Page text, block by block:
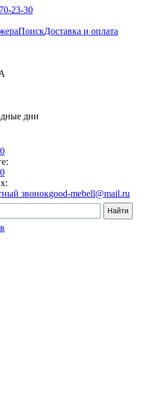
23-30
ПоискДоставка и оплата
дни
звонокgood-mebell@mail.ru